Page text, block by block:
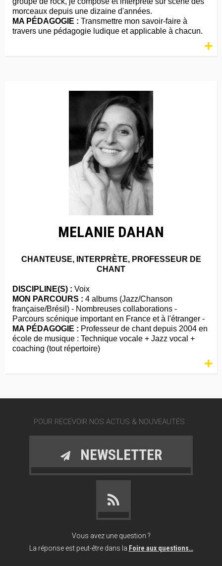
morceaux depuis une dizaine d'années.
MA PÉDAGOGIE : Transmettre mon savoir-faire à
travers une pédagogie ludique et applicable à chacun.
+
MELANIE DAHAN
CHANTEUSE, INTERPRÈTE, PROFESSEUR DE
CHANT
DISCIPLINE(S) : Voix
MON PARCOURS : 4 albums (Jazz/Chanson
française/Brésil) - Nombreuses collaborations -
Parcours scénique important en France et à l'étranger -
MA PÉDAGOGIE : Professeur de chant depuis 2004 en
école de musique : Technique vocale + Jazz vocal +
coaching (tout répertoire)
+
POUR RECEVOIR NOS ACTUS & NOUVEAUTÉS :
NEWSLETTER
Vous avez une question ?
La réponse est peut-être dans la Foire aux questions…